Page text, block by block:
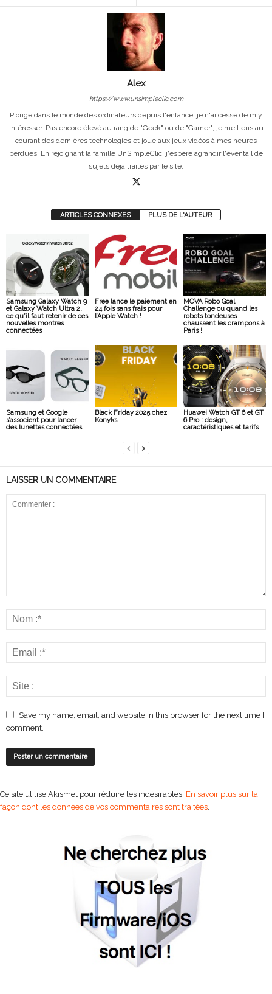
Alex
https://www.unsimpleclic.com
Plongé dans le monde des ordinateurs depuis l'enfance, je n'ai cessé de m'y
intéresser. Pas encore élevé au rang de "Geek" ou de "Gamer", je me tiens au
courant des dernières technologies et joue aux jeux vidéos à mes heures
perdues. En rejoignant la famille UnSimpleClic, j'espère agrandir l'éventail de
sujets déjà traités par le site.
ARTICLES CONNEXES PLUS DE L'AUTEUR
Samsung Galaxy Watch 9
et Galaxy Watch Ultra 2,
ce qu’il faut retenir de ces
nouvelles montres
connectées
Free lance le paiement en
24 fois sans frais pour
l’Apple Watch !
MOVA Robo Goal
Challenge ou quand les
robots tondeuses
chaussent les crampons à
Paris !
Samsung et Google
s’associent pour lancer
des lunettes connectées
Black Friday 2025 chez
Konyks
Huawei Watch GT 6 et GT
6 Pro : design,
caractéristiques et tarifs
LAISSER UN COMMENTAIRE
Save my name, email, and website in this browser for the next time I
comment.
Ce site utilise Akismet pour réduire les indésirables. En savoir plus sur la
façon dont les données de vos commentaires sont traitées